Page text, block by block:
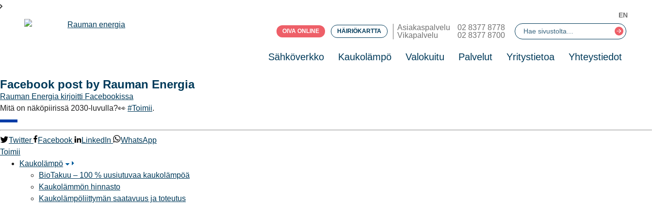
OIVA ONLINE HÄIRIÖKARTTA Asiakaspalvelu
02 8377 8778
Vikapalvelu
02 8377 8700
Sähköverkko Kaukolämpö Valokuitu Palvelut Yritystietoa Yhteystiedot
EN
Facebook post by Rauman Energia
Rauman Energia kirjoitti Facebookissa
Mitä on näköpiirissä 2030-luvulla?👀 #Toimii.
Twitter Facebook LinkedIn
WhatsApp
Toimii
Kaukolämpö
BioTakuu – 100 % uusiutuvaa kaukolämpöä
Kaukolämmön hinnasto
Kaukolämpöliittymän saatavuus ja toteutus